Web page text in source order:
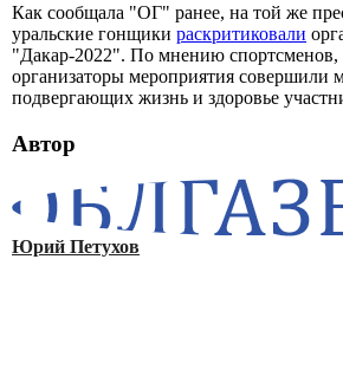
Как сообщала "ОГ" ранее, на той же
уральские гонщики раскритиковали
"Дакар-2022". По мнению
организаторы мероприятия совершили
подвергающих жизнь и здоровье
Автор
Юрий Петухов